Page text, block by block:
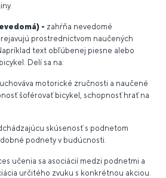
- zahŕňa nevedomé
prostredníctvom naučených
text obľúbenej piesne alebo
Delí sa na:
uchováva motorické zručnosti a naučené
šoférovať bicykel, schopnosť hrať na
skúsenosť s podnetom
podnety v budúcnosti.
učenia sa asociácií medzi podnetmi a
určitého zvuku s konkrétnou akciou.